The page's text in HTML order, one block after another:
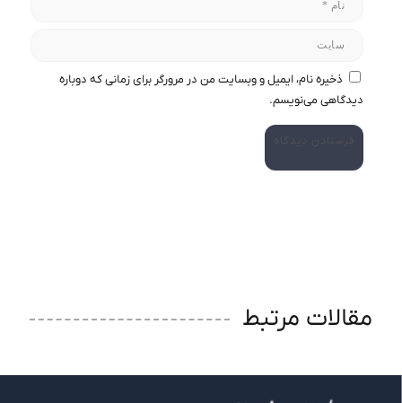
ذخیره نام، ایمیل و وبسایت من در مرورگر برای زمانی که دوباره
دیدگاهی می‌نویسم.
مقالات مرتبط